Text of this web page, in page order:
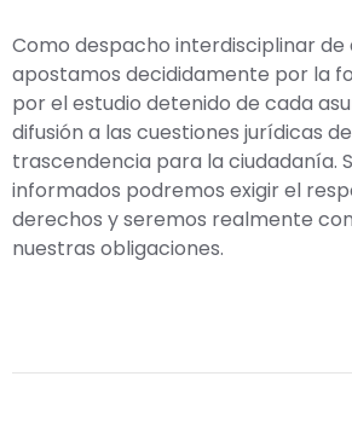
Como despacho interdisciplinar de
apostamos decididamente por la
por el estudio detenido de cada
difusión a las cuestiones jurídicas
trascendencia para la ciudadanía.
informados podremos exigir el
derechos y seremos realmente
nuestras obligaciones.